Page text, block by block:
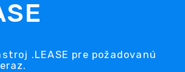
.LEASE pre požadovanú